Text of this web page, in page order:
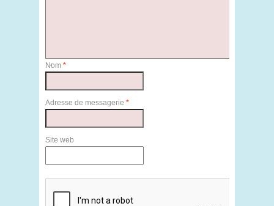
Nom *
Adresse de messagerie *
Site web